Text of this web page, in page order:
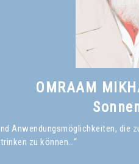
OMRAAM
Anwendungsmöglichkeiten, die
zu können…“